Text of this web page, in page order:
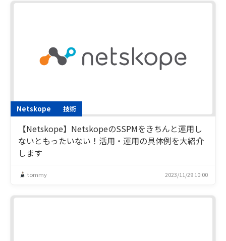
Netskope 技術
【Netskope】NetskopeのSSPMをきちんと運用し
ないともったいない！活用・運用の具体例を大紹介
します
tommy 2023/11/29 10:00